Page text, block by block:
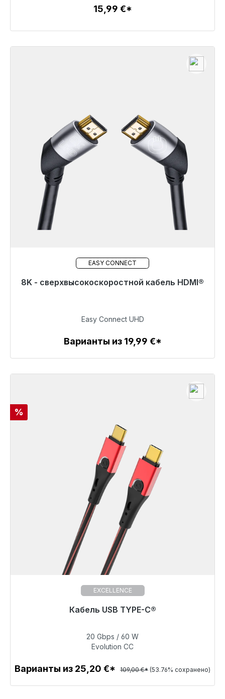
15,99 €*
EASY CONNECT
8K - сверхвысокоскоростной кабель HDMI®
Готовы к немедленной отправке, срок поставки
24,99 €
Детали
Easy Connect UHD
Варианты из 19,99 €*
Скидка
%
EXCELLENCE
Кабель USB TYPE-C®
Готовы к немедленной отправке, срок поставки
50,40 €
Детали
20 Gbps / 60 W
Evolution CC
Варианты из 25,20 €* 109,00 €* (53.76% сохранено)